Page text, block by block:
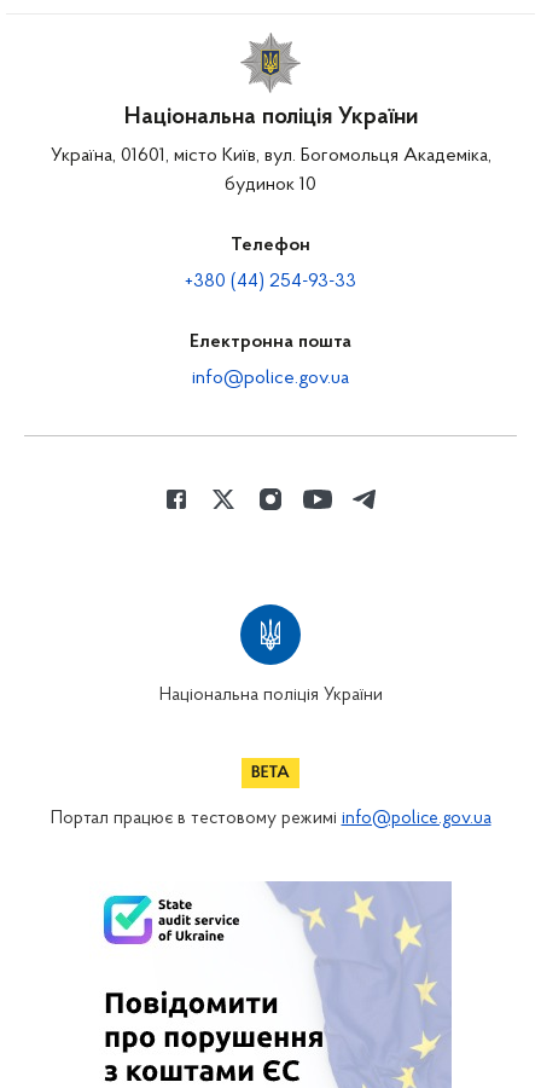
Національна поліція України
Україна, 01601, місто Київ, вул. Богомольця Академіка,
будинок 10
Телефон
+380 (44) 254-93-33
Електронна пошта
info@police.gov.ua
Національна поліція України
Портал працює в тестовому режимі info@police.gov.ua